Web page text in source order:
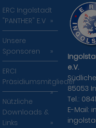
ERC Ingolstadt
"PANTHER" E.V
Unsere
Sponsoren
ERCI
Präsidiumsmitglieder
Nützliche
Downloads &
Links
e.V.
85053
Tel.:
E-Mail: